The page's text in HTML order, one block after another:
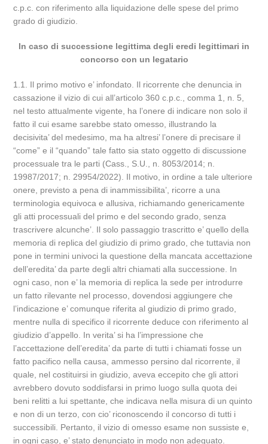
c.p.c. con riferimento alla liquidazione delle spese del primo
grado di giudizio.
In caso di successione legittima degli eredi legittimari in
concorso con un legatario
1.1. Il primo motivo e’ infondato. Il ricorrente che denuncia in
cassazione il vizio di cui all’articolo 360 c.p.c., comma 1, n. 5,
nel testo attualmente vigente, ha l’onere di indicare non solo il
fatto il cui esame sarebbe stato omesso, illustrando la
decisivita’ del medesimo, ma ha altresi’ l’onere di precisare il
“come” e il “quando” tale fatto sia stato oggetto di discussione
processuale tra le parti (Cass., S.U., n. 8053/2014; n.
19987/2017; n. 29954/2022). Il motivo, in ordine a tale ulteriore
onere, previsto a pena di inammissibilita’, ricorre a una
terminologia equivoca e allusiva, richiamando genericamente
gli atti processuali del primo e del secondo grado, senza
trascrivere alcunche’. Il solo passaggio trascritto e’ quello della
memoria di replica del giudizio di primo grado, che tuttavia non
pone in termini univoci la questione della mancata accettazione
dell’eredita’ da parte degli altri chiamati alla successione. In
ogni caso, non e’ la memoria di replica la sede per introdurre
un fatto rilevante nel processo, dovendosi aggiungere che
l’indicazione e’ comunque riferita al giudizio di primo grado,
mentre nulla di specifico il ricorrente deduce con riferimento al
giudizio d’appello. In verita’ si ha l’impressione che
l’accettazione dell’eredita’ da parte di tutti i chiamati fosse un
fatto pacifico nella causa, ammesso persino dal ricorrente, il
quale, nel costituirsi in giudizio, aveva eccepito che gli attori
avrebbero dovuto soddisfarsi in primo luogo sulla quota dei
beni relitti a lui spettante, che indicava nella misura di un quinto
e non di un terzo, con cio’ riconoscendo il concorso di tutti i
successibili. Pertanto, il vizio di omesso esame non sussiste e,
in ogni caso, e’ stato denunciato in modo non adeguato.